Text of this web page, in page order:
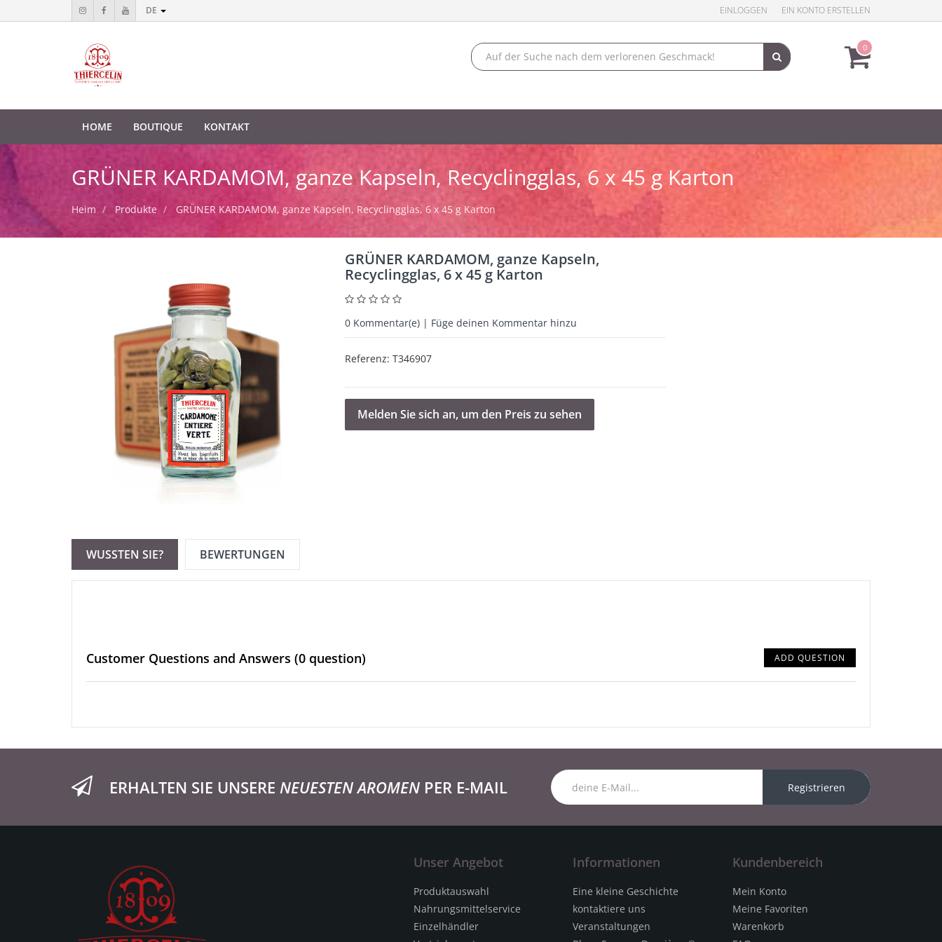
DE EINLOGGEN EIN KONTO ERSTELLEN
0
HOME BOUTIQUE KONTAKT
GRÜNER KARDAMOM, ganze Kapseln, Recyclingglas, 6 x 45 g Karton
Heim Produkte GRÜNER KARDAMOM, ganze Kapseln, Recyclingglas, 6 x 45 g Karton
GRÜNER KARDAMOM, ganze Kapseln,
Recyclingglas, 6 x 45 g Karton
0 Kommentar(e) | Füge deinen Kommentar hinzu
Referenz: T346907
Melden Sie sich an, um den Preis zu sehen
WUSSTEN SIE? BEWERTUNGEN
Customer Questions and Answers (0 question) ADD QUESTION
ERHALTEN SIE UNSERE NEUESTEN AROMEN PER E-MAIL Registrieren
Unser Angebot
Produktauswahl
Nahrungsmittelservice
Einzelhändler
Informationen
Eine kleine Geschichte
kontaktiere uns
Veranstaltungen
Kundenbereich
Mein Konto
Meine Favoriten
Warenkorb